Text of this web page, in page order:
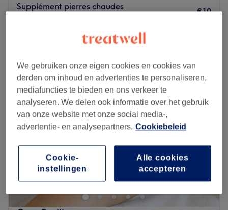
Supplément pierres chaudes
€10
Dinsdag
11:00–22:00
Woensdag
11:00–22:00
Donderdag
11:00
Vrijdag
11:00–22:00
Zaterdag
11:00
Zondag
11:00–22:00
Cypo Saint Joseph est un salon de massage situé dans le
centre-ville de Bruxelles, près des halles de Saint-Géry.
Venez découvrir l'incroyable gamme de massages que
vous propose cet établissement : massages orientaux,
thérapeutiques, réflexologiques et relaxants ! Vous
We gebruiken onze eigen cookies en cookies van
derden om inhoud en advertenties te personaliseren,
mediafuncties te bieden en ons verkeer te
analyseren. We delen ook informatie over het gebruik
van onze website met onze social media-,
advertentie- en analysepartners. Cookiebeleid
Alle cookies
accepteren
Cookie-
instellingen